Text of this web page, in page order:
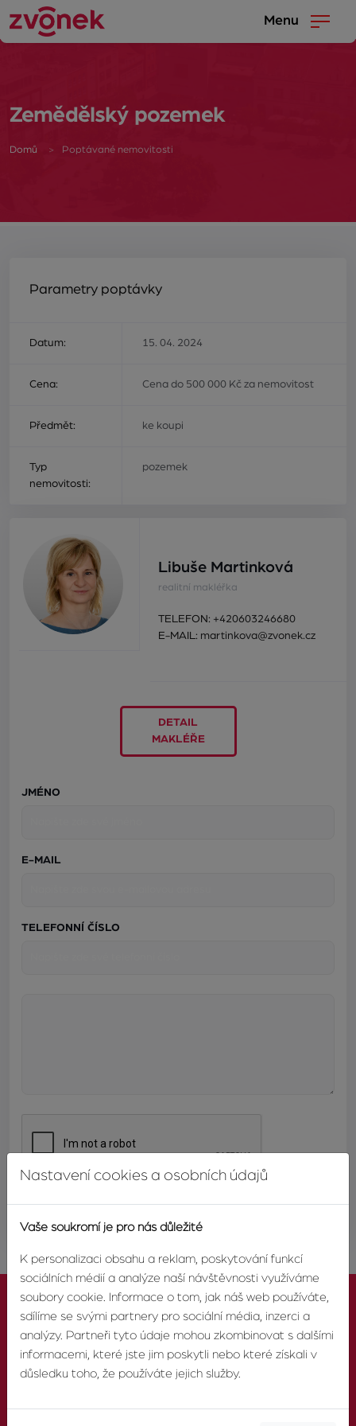
Menu
Zemědělský pozemek
Domů Poptávané nemovitosti
Parametry poptávky
Datum: 15. 04. 2024
Cena: Cena do 500 000 Kč za nemovitost
Předmět: ke koupi
Typ
nemovitosti:
pozemek
Libuše Martinková
realitní makléřka
TELEFON: +420603246680
E-MAIL: martinkova@zvonek.cz
DETAIL
MAKLÉŘE
JMÉNO
E-MAIL
TELEFONNÍ ČÍSLO
KONTAKTUJTE NÁS
Nastavení cookies a osobních údajů
Vaše soukromí je pro nás důležité
K personalizaci obsahu a reklam, poskytování funkcí
sociálních médií a analýze naší návštěvnosti využíváme
soubory cookie. Informace o tom, jak náš web používáte,
sdílíme se svými partnery pro sociální média, inzerci a
analýzy. Partneři tyto údaje mohou zkombinovat s dalšími
informacemi, které jste jim poskytli nebo které získali v
důsledku toho, že používáte jejich služby.